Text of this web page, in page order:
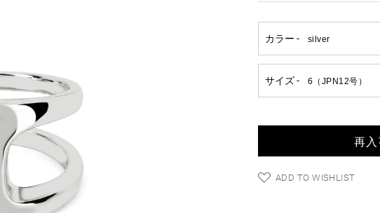
再
ADD TO WISHLIST